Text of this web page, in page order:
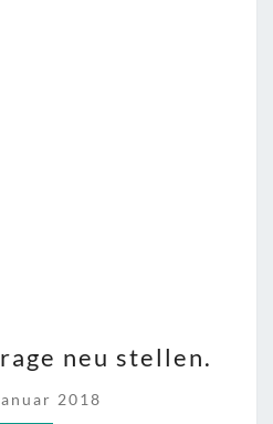
KLASSENFRAGE
STELLEN.
neu stellen.
2018